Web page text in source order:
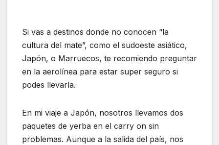
Si vas a destinos donde no conocen “la
cultura del mate”, como el sudoeste asiático,
Japón, o Marruecos, te recomiendo preguntar
en la aerolínea para estar super seguro si
podes llevarla.
En mi viaje a Japón, nosotros llevamos dos
paquetes de yerba en el carry on sin
problemas. Aunque a la salida del país, nos